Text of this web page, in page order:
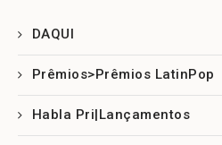
DAQUI
Prêmios>Prêmios LatinPop
Habla Pri|Lançamentos